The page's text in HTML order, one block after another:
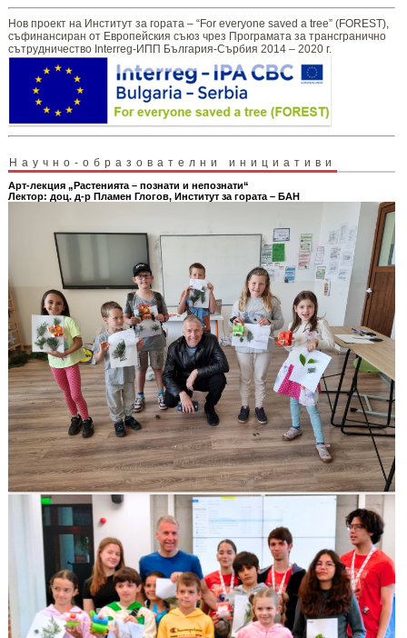
Нов проект на Институт за гората – “For everyone saved a tree” (FOREST),
съфинансиран от Европейския съюз чрез Програмата за трансгранично
сътрудничество Interreg-ИПП България-Сърбия 2014 – 2020 г.
Научно-образователни инициативи
Арт-лекция „Растенията – познати и непознати“
Лектор: доц. д-р Пламен Глогов, Институт за гората – БАН